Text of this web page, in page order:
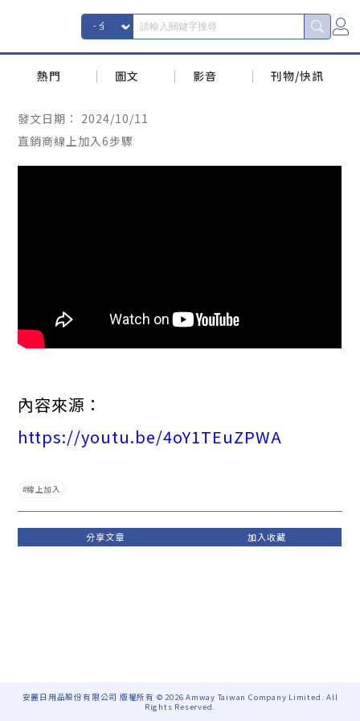
熱門 圖文 影音 刊物/快訊
發文日期： 2024/10/11
直銷商線上加入6步驟
內容來源：
https://youtu.be/4oY1TEuZPWA
線上加入
安麗日用品股份有限公司 版權所有 © 2026 Amway Taiwan Company Limited. All
Rights Reserved.